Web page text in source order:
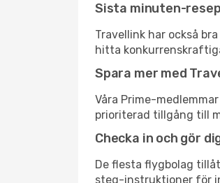
Sista minuten-
Travellink har också
hitta
Spara mer med
Våra Prime-
prioriterad tillgång till
Checka in och gör
De flesta flygbolag
steg-instruktioner för